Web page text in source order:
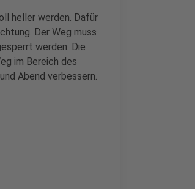
heller werden. Dafür
Der Weg muss
werden. Die
im Bereich des
Abend verbessern.